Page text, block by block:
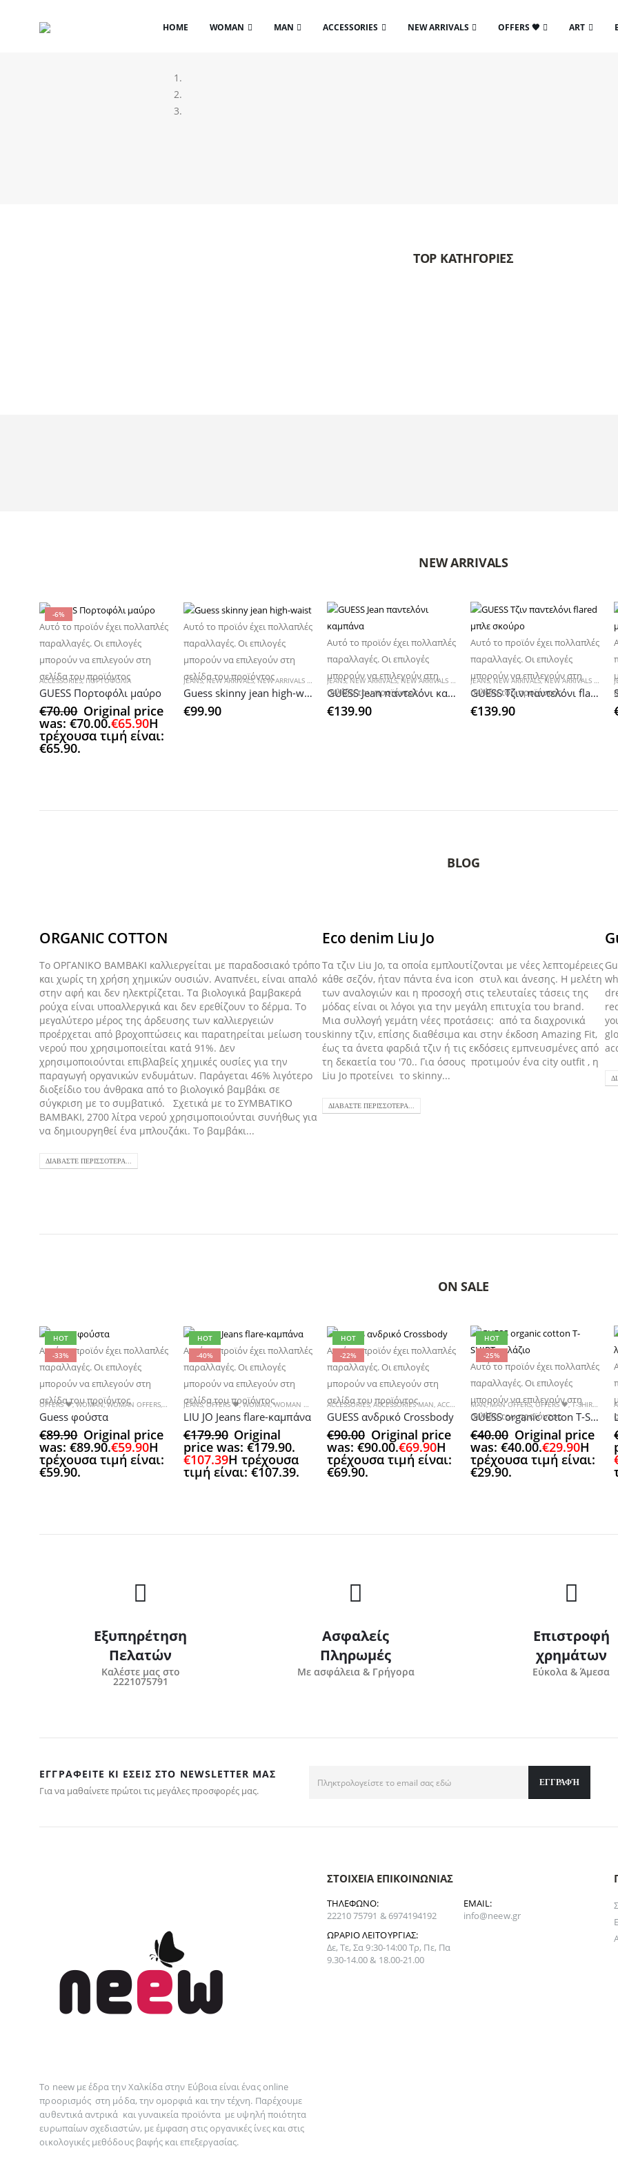
HOME WOMAN MAN ACCESSORIES NEW ARRIVALS OFFERS 🖤 ART
TOP ΚΑΤΗΓΟΡΙΕΣ
NEW ARRIVALS
-6%
Αυτό το προϊόν έχει πολλαπλές
παραλλαγές. Οι επιλογές
μπορούν να επιλεγούν στη
σελίδα του προϊόντος
ACCESSORIES,ΠΟΡΤΟΦΟΛΙΑ
GUESS Πορτοφόλι μαύρο
€70.00 Original price
was: €70.00.€65.90Η
τρέχουσα τιμή είναι:
€65.90.
Αυτό το προϊόν έχει πολλαπλές
παραλλαγές. Οι επιλογές
μπορούν να επιλεγούν στη
σελίδα του προϊόντος
JEANS,NEW ARRIVALS,NEW ARRIVALS WOMAN ,WOMAN
Guess skinny jean high-waist
€99.90
Αυτό το προϊόν έχει πολλαπλές
παραλλαγές. Οι επιλογές
μπορούν να επιλεγούν στη
σελίδα του προϊόντος
JEANS,NEW ARRIVALS,NEW ARRIVALS WOMAN ,WOMAN,ΠΑΝΤΕΛΟΝΙΑ
GUESS Jean παντελόνι καμπάνα
€139.90
Αυτό το προϊόν έχει πολλαπλές
παραλλαγές. Οι επιλογές
μπορούν να επιλεγούν στη
σελίδα του προϊόντος
JEANS,NEW ARRIVALS,NEW ARRIVALS WOMAN
GUESS Τζιν παντελόνι flared μπλε σκούρο
€139.90
BLOG
ORGANIC COTTON
Το ΟΡΓΑΝΙΚΟ ΒΑΜΒΑΚΙ καλλιεργείται με παραδοσιακό τρόπο
και χωρίς τη χρήση χημικών ουσιών. Αναπνέει, είναι απαλό
στην αφή και δεν ηλεκτρίζεται. Τα βιολογικά βαμβακερά
ρούχα είναι υποαλλεργικά και δεν ερεθίζουν το δέρμα. Το
μεγαλύτερο μέρος της άρδευσης των καλλιεργειών
προέρχεται από βροχοπτώσεις και παρατηρείται μείωση του
νερού που χρησιμοποιείται κατά 91%. Δεν
χρησιμοποιούνται επιβλαβείς χημικές ουσίες για την
παραγωγή οργανικών ενδυμάτων. Παράγεται 46% λιγότερο
διοξείδιο του άνθρακα από το βιολογικό βαμβάκι σε
σύγκριση με το συμβατικό. Σχετικά με το ΣΥΜΒΑΤΙΚΟ
ΒΑΜΒΑΚΙ, 2700 λίτρα νερού χρησιμοποιούνται συνήθως για
να δημιουργηθεί ένα μπλουζάκι. Το βαμβάκι...
ΔΙΑΒΆΣΤΕ ΠΕΡΙΣΣΌΤΕΡΑ...
Eco denim Liu Jo
Τα τζιν Liu Jo, τα οποία εμπλουτίζονται με νέες λεπτομέρειες
κάθε σεζόν, ήταν πάντα ένα icon στυλ και άνεσης. Η μελέτη
των αναλογιών και η προσοχή στις τελευταίες τάσεις της
μόδας είναι οι λόγοι για την μεγάλη επιτυχία του brand.
Mια συλλογή γεμάτη νέες προτάσεις: από τα διαχρονικά
skinny τζιν, επίσης διαθέσιμα και στην έκδοση Amazing Fit,
έως τα άνετα φαρδιά τζιν ή τις εκδόσεις εμπνευσμένες από
τη δεκαετία του '70.. Για όσους προτιμούν ένα city outfit , η
Liu Jo προτείνει το skinny...
ΔΙΑΒΆΣΤΕ ΠΕΡΙΣΣΌΤΕΡΑ...
ON SALE
HOT
-33%
Αυτό το προϊόν έχει πολλαπλές
παραλλαγές. Οι επιλογές
μπορούν να επιλεγούν στη
σελίδα του προϊόντος
OFFERS 🖤,WOMAN,WOMAN OFFERS, ΦΟΡΕΜΑΤΑ & ΦΟΡΜΕΣ,ΦΟΥΣΤΕΣ
Guess φούστα
€89.90 Original price
was: €89.90.€59.90Η
τρέχουσα τιμή είναι:
€59.90.
HOT
-40%
Αυτό το προϊόν έχει πολλαπλές
παραλλαγές. Οι επιλογές
μπορούν να επιλεγούν στη
σελίδα του προϊόντος
JEANS,OFFERS 🖤,WOMAN,WOMAN OFFERS ,ΠΑΝΤΕΛΟΝΙΑ
LIU JO Jeans flare-καμπάνα
€179.90 Original
price was: €179.90.
€107.39Η τρέχουσα
τιμή είναι: €107.39.
HOT
-22%
Αυτό το προϊόν έχει πολλαπλές
παραλλαγές. Οι επιλογές
μπορούν να επιλεγούν στη
σελίδα του προϊόντος
ACCESSORIES,ACCESSORIES MAN, ACCESSORIES OFFERS ,MAN,MAN ACCESSORIES,MAN
GUESS ανδρικό Crossbody
€90.00 Original price
was: €90.00.€69.90Η
τρέχουσα τιμή είναι:
€69.90.
HOT
-25%
Αυτό το προϊόν έχει πολλαπλές
παραλλαγές. Οι επιλογές
μπορούν να επιλεγούν στη
σελίδα του προϊόντος
MAN,MAN OFFERS,OFFERS 🖤,T-SHIRTS MAN
GUESS organic cotton T-SHIRT γαλάζιο
€40.00 Original price
was: €40.00.€29.90Η
τρέχουσα τιμή είναι:
€29.90.
Εξυπηρέτηση
Πελατών
Καλέστε μας στο
2221075791
Ασφαλείς
Πληρωμές
Με ασφάλεια & Γρήγορα
Επιστροφή
χρημάτων
Εύκολα & Άμεσα
ΕΓΓΡΑΦΕΊΤΕ ΚΙ ΕΣΕΊΣ ΣΤΟ NEWSLETTER ΜΑΣ
Για να μαθαίνετε πρώτοι τις μεγάλες προσφορές μας.
Το neew με έδρα την Xαλκίδα στην Εύβοια είναι ένας online
προορισμός στη μόδα, τηνομορφιά και τηντέχνη. Παρέχουμε
αυθεντικάαντρικά καιγυναικεία προϊόντα με υψηλή ποιότητα
ευρωπαίων σχεδιαστών, με έμφαση στις οργανικές ίνες και στις
οικολογικές μεθόδους βαφής και επεξεργασίας.
ΣΤΟΙΧΕΊΑ ΕΠΙΚΟΙΝΩΝΊΑΣ
ΤΗΛΈΦΩΝΟ:
22210 75791 & 6974194192
EMAIL:
info@neew.gr
ΩΡΆΡΙΟ ΛΕΙΤΟΥΡΓΊΑΣ:
Δε, Τε, Σα 9:30-14:00 Τρ, Πε, Πα
9.30-14.00 & 18.00-21.00